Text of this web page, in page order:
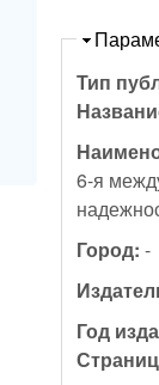
Тип
6-я
Город:-
Год